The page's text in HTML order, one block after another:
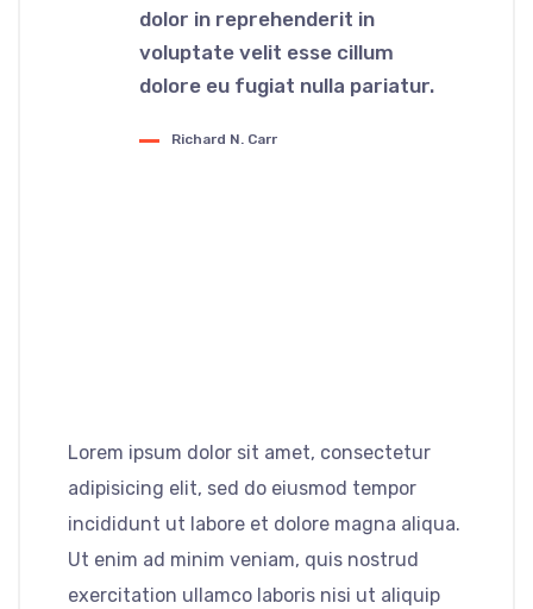
dolor in reprehenderit in
voluptate velit esse cillum
dolore eu fugiat nulla pariatur.
Richard N. Carr
Lorem ipsum dolor sit amet, consectetur
adipisicing elit, sed do eiusmod tempor
incididunt ut labore et dolore magna aliqua.
Ut enim ad minim veniam, quis nostrud
exercitation ullamco laboris nisi ut aliquip